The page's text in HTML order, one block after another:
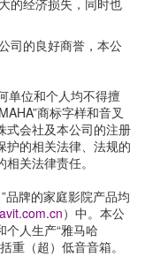
司的良好商誉，本公
单位和个人均不得擅
商标字样和音叉
式会社及本公司的注册
护的相关法律、法规的
关法律责任。
品牌的家庭影院产品均
）中。本公
人生产“雅马哈
重（超）低音音箱。